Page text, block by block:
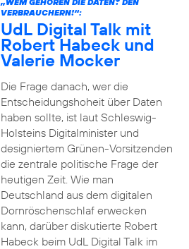
VERBRAUCHERN!“:
UdL Digital Talk mit
Robert Habeck und
Valerie Mocker
Die Frage danach, wer die
Entscheidungshoheit über Daten
haben sollte, ist laut Schleswig-
Holsteins Digitalminister und
designiertem Grünen-Vorsitzenden
die zentrale politische Frage der
heutigen Zeit. Wie man
Deutschland aus dem digitalen
Dornröschenschlaf erwecken
kann, darüber diskutierte Robert
Habeck beim UdL Digital Talk im